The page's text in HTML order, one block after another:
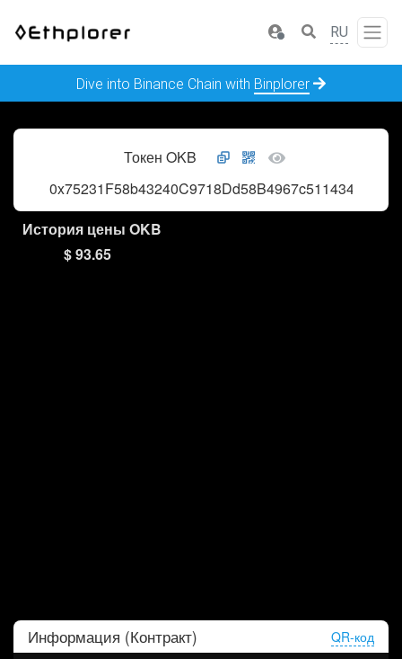
RU
Dive into Binance Chain with Binplorer
Токен OKB
0x75231F58b43240C9718Dd58B4967c5114342a86c
История цены OKB
$ 93.65
Информация (Контракт)
QR-код